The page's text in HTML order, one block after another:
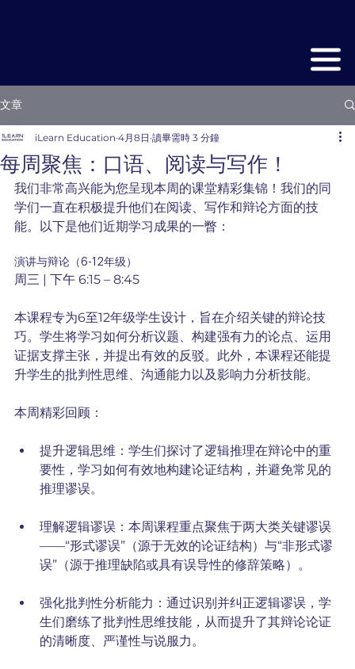
文章
每周聚焦：口语、阅读与写作！
iLearn Education 4月8日 讀畢需時 3 分鐘
我们非常高兴能为您呈现本周的课堂精彩集锦！我们的同
学们一直在积极提升他们在阅读、写作和辩论方面的技
能。以下是他们近期学习成果的一瞥：
演讲与辩论（6-12年级）
周三 | 下午 6:15 – 8:45
本课程专为6至12年级学生设计，旨在介绍关键的辩论技
巧。学生将学习如何分析议题、构建强有力的论点、运用
证据支撑主张，并提出有效的反驳。此外，本课程还能提
升学生的批判性思维、沟通能力以及影响力分析技能。
本周精彩回顾：
提升逻辑思维：学生们探讨了逻辑推理在辩论中的重
要性，学习如何有效地构建论证结构，并避免常见的
推理谬误。
理解逻辑谬误：本周课程重点聚焦于两大类关键谬误
——“形式谬误”（源于无效的论证结构）与“非形式谬
误”（源于推理缺陷或具有误导性的修辞策略）。
强化批判性分析能力：通过识别并纠正逻辑谬误，学
生们磨练了批判性思维技能，从而提升了其辩论论证
的清晰度、严谨性与说服力。